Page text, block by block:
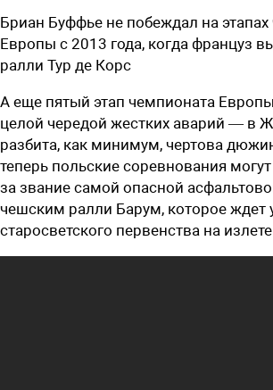
Бриан Буффье не побеждал на
Европы с 2013 года, когда француз
ралли Тур де Корс
А еще пятый этап чемпионата
целой чередой жестких аварий — в
разбита, как минимум, чертова
теперь польские соревнования
за звание самой опасной
чешским ралли Барум, которое ждет
старосветского первенства на излете